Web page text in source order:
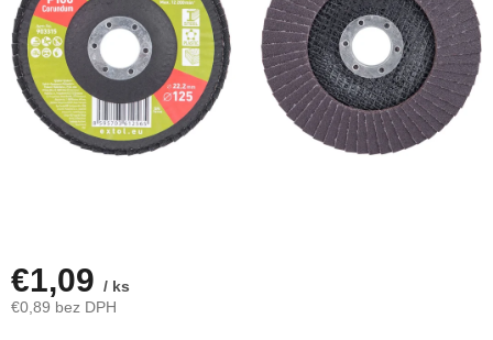
€1,09 / ks
€0,89 bez DPH